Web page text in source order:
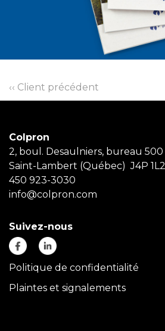
‹‹ Client précédent
Colpron
2, boul. Desaulniers, bureau 500
Saint-Lambert (Québec) J4P 1L2
450 923-3030
info@colpron.com
Suivez-nous
Politique de confidentialité
Plaintes et signalements